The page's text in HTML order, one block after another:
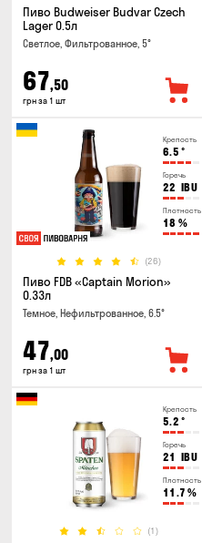
Пиво Budweiser Budvar Czech
Lager 0.5л
Светлое, Фильтрованное, 5°
67,50
грн за 1 шт
Крепость
6.5 °
Горечь
22 IBU
Плотность
18 %
(26)
Пиво FDB «Captain Morion»
0.33л
Темное, Нефильтрованное, 6.5°
47,00
грн за 1 шт
Крепость
5.2 °
Горечь
21 IBU
Плотность
11.7 %
(1)